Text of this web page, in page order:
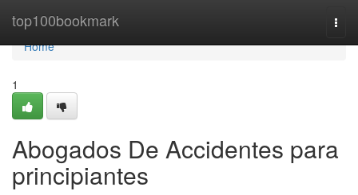
top100bookmark
Home
Home
1
Abogados De Accidentes para
principiantes